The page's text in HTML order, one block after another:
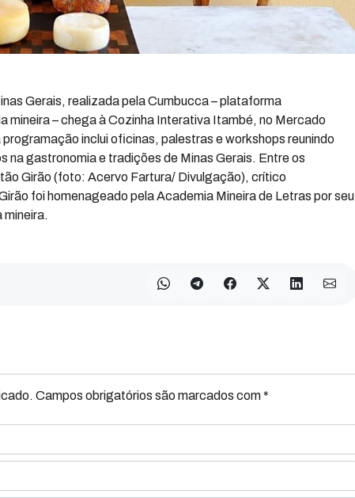
Gerais, realizada pela Cumbucca – plataforma
mineira – chega à Cozinha Interativa Itambé, no Mercado
inclui oficinas, palestras e workshops reunindo
na gastronomia e tradições de Minas Gerais. Entre os
Girão (foto: Acervo Fartura/ Divulgação), crítico
foi homenageado pela Academia Mineira de Letras por seu
Campos obrigatórios são marcados com *